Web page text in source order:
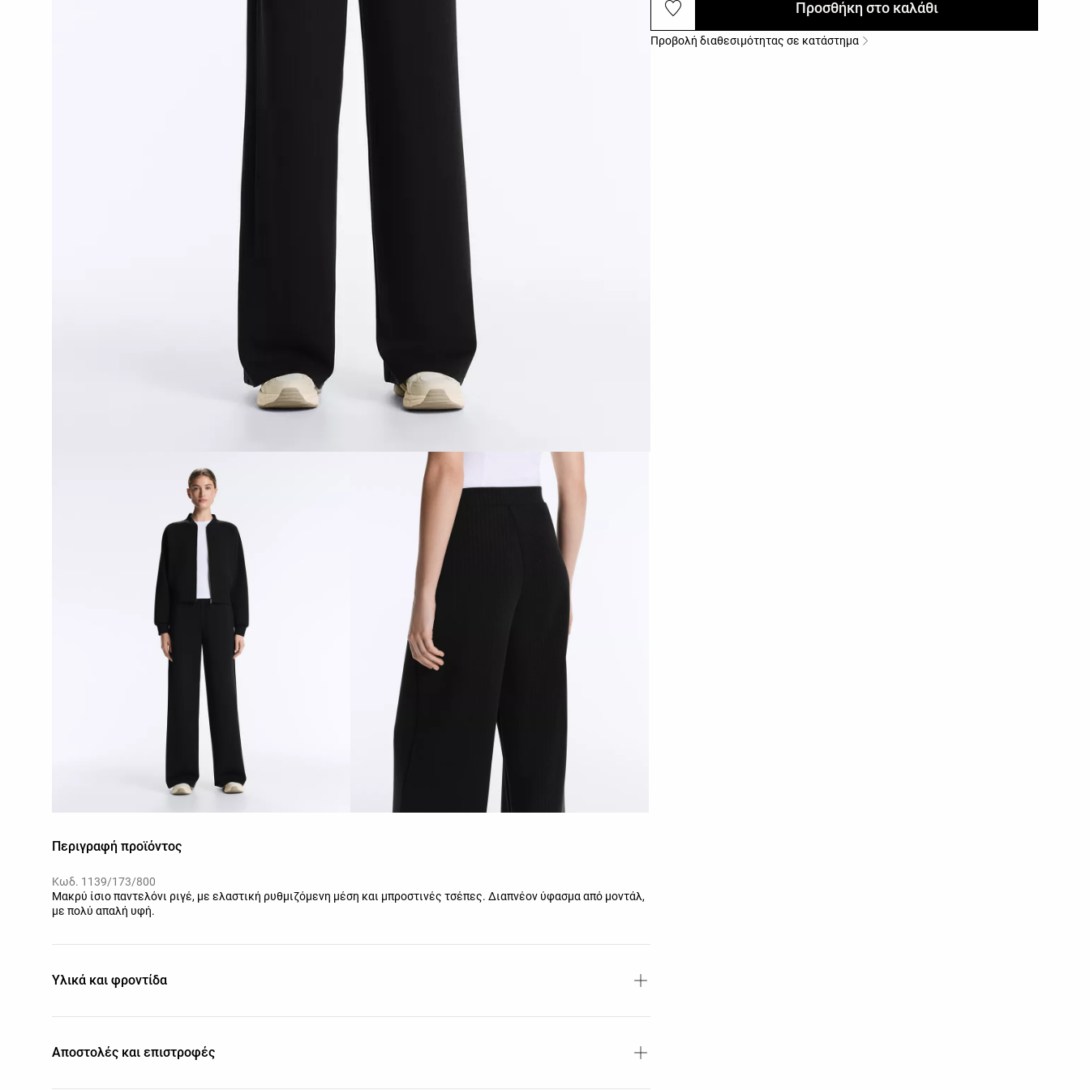
Περιγραφή προϊόντος
Κωδ. 1139/173/800
Μακρύ ίσιο παντελόνι ριγέ, με ελαστική ρυθμιζόμενη μέση και μπροστινές τσέπες. Διαπνέον ύφασμα από μοντάλ,
με πολύ απαλή υφή.
Υλικά και φροντίδα
Αποστολές και επιστροφές
Προσθήκη στο καλάθι
Προβολή διαθεσιμότητας σε κατάστημα